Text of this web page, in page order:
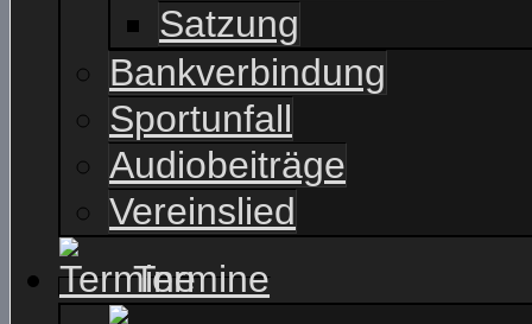
Satzung
Bankverbindung
Sportunfall
Audiobeiträge
Vereinslied
Termine